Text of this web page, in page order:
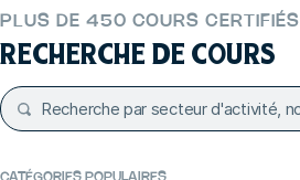
PLUS DE 450 COURS CERTIFIÉS
RECHERCHE DE COURS
CATÉGORIES POPULAIRES